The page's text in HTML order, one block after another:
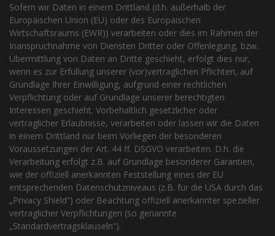
Sofern wir Daten in einem Drittland (d.h. außerhalb der
Europäischen Union (EU) oder des Europäischen
Wirtschaftsraums (EWR)) verarbeiten oder dies im Rahmen der
Inanspruchnahme von Diensten Dritter oder Offenlegung, bzw.
Übermittlung von Daten an Dritte geschieht, erfolgt dies nur,
wenn es zur Erfüllung unserer (vor)vertraglichen Pflichten, auf
Grundlage Ihrer Einwilligung, aufgrund einer rechtlichen
Verpflichtung oder auf Grundlage unserer berechtigten
Interessen geschieht. Vorbehaltlich gesetzlicher oder
vertraglicher Erlaubnisse, verarbeiten oder lassen wir die Daten
in einem Drittland nur beim Vorliegen der besonderen
Voraussetzungen der Art. 44 ff. DSGVO verarbeiten. D.h. die
Verarbeitung erfolgt z.B. auf Grundlage besonderer Garantien,
wie der offiziell anerkannten Feststellung eines der EU
entsprechenden Datenschutzniveaus (z.B. für die USA durch das
„Privacy Shield“) oder Beachtung offiziell anerkannter spezieller
vertraglicher Verpflichtungen (so genannte
„Standardvertragsklauseln“).